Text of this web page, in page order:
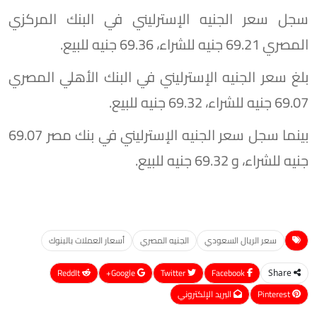
سجل سعر الجنيه الإسترليني في البنك المركزي
المصري 69.21 جنيه للشراء، 69.36 جنيه للبيع.
بلغ سعر الجنيه الإسترليني في البنك الأهلي المصري
69.07 جنيه للشراء، 69.32 جنيه للبيع.
بينما سجل سعر الجنيه الإسترليني في بنك مصر 69.07
جنيه للشراء، و 69.32 جنيه للبيع.
سعر الريال السعودي الجنيه المصري أسعار العملات بالبنوك
Share
Google+
ReddIt
Pinterest
البريد الإلكتروني